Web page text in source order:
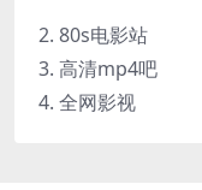
2. 80s电影站
3. 高清mp4吧
4. 全网影视